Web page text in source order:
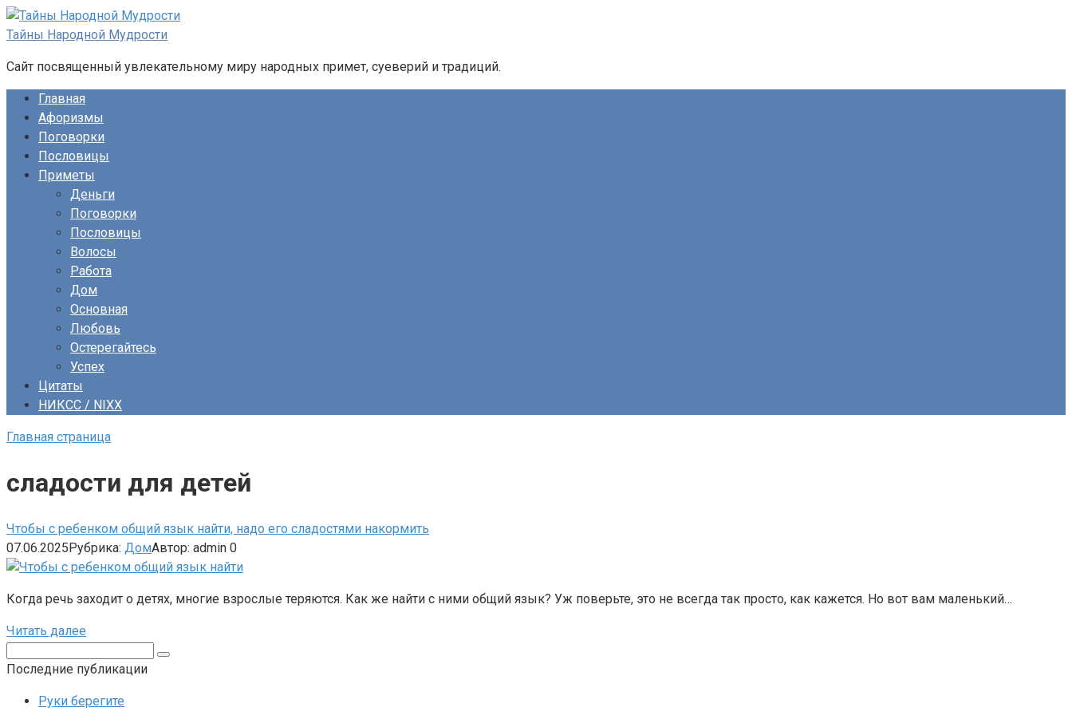
Перейти
к
Тайны Народной Мудрости
Сайт посвященный увлекательному миру народных примет, суеверий и традиций.
Главная
Афоризмы
Поговорки
Пословицы
Приметы
Деньги
Поговорки
Пословицы
Волосы
Работа
Дом
Основная
Любовь
Остерегайтесь
Успех
Цитаты
НИКСС / NIXX
Главная страница
сладости для детей
Чтобы с ребенком общий язык найти, надо его сладостями накормить
07.06.2025Рубрика: ДомАвтор: admin 0
Когда речь заходит о детях, многие взрослые теряются. Как же найти с ними общий язык? Уж поверьте, это не всегда так просто, как кажется. Но вот вам маленький…
Читать далее
Последние публикации
Руки берегите